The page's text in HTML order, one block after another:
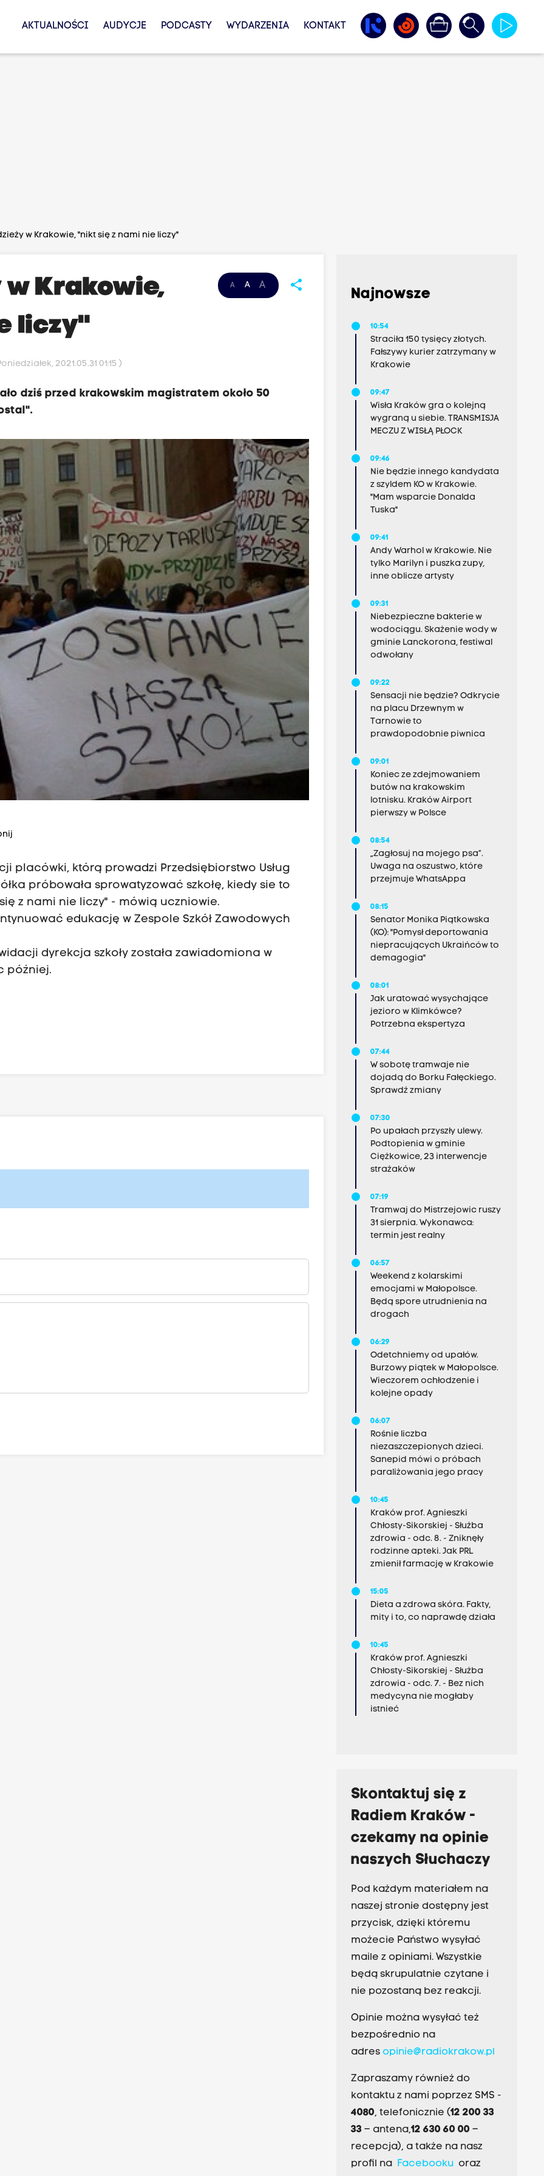
AKTUALNOŚCI AUDYCJE PODCASTY WYDARZENIA KONTAKT
w Krakowie, "nikt się z nami nie liczy"
A A A share
w Krakowie,
liczy"
2021.05.31 01:15 )
dziś przed krakowskim magistratem około 50
placówki, którą prowadzi Przedsiębiorstwo Usług
próbowała sprowatyzować szkołę, kiedy sie to
z nami nie liczy" - mówią uczniowie.
edukację w Zespole Szkół Zawodowych
dyrekcja szkoły została zawiadomiona w
później.
Najnowsze
10:54
Straciła 150 tysięcy złotych.
Fałszywy kurier zatrzymany w
Krakowie
09:47
Wisła Kraków gra o kolejną
wygraną u siebie. TRANSMISJA
MECZU Z WISŁĄ PŁOCK
09:46
Nie będzie innego kandydata
z szyldem KO w Krakowie.
"Mam wsparcie Donalda
Tuska"
09:41
Andy Warhol w Krakowie. Nie
tylko Marilyn i puszka zupy,
inne oblicze artysty
09:31
Niebezpieczne bakterie w
wodociągu. Skażenie wody w
gminie Lanckorona, festiwal
odwołany
09:22
Sensacji nie będzie? Odkrycie
na placu Drzewnym w
Tarnowie to
prawdopodobnie piwnica
09:01
Koniec ze zdejmowaniem
butów na krakowskim
lotnisku. Kraków Airport
pierwszy w Polsce
08:54
„Zagłosuj na mojego psa”.
Uwaga na oszustwo, które
przejmuje WhatsAppa
08:15
Senator Monika Piątkowska
(KO): "Pomysł deportowania
niepracujących Ukraińców to
demagogia"
08:01
Jak uratować wysychające
jezioro w Klimkówce?
Potrzebna ekspertyza
07:44
W sobotę tramwaje nie
dojadą do Borku Fałęckiego.
Sprawdź zmiany
07:30
Po upałach przyszły ulewy.
Podtopienia w gminie
Ciężkowice, 23 interwencje
strażaków
07:19
Tramwaj do Mistrzejowic ruszy
31 sierpnia. Wykonawca:
termin jest realny
06:57
Weekend z kolarskimi
emocjami w Małopolsce.
Będą spore utrudnienia na
drogach
06:29
Odetchniemy od upałów.
Burzowy piątek w Małopolsce.
Wieczorem ochłodzenie i
kolejne opady
06:07
Rośnie liczba
niezaszczepionych dzieci.
Sanepid mówi o próbach
paraliżowania jego pracy
10:45
Kraków prof. Agnieszki
Chłosty-Sikorskiej - Służba
zdrowia - odc. 8. - Zniknęły
rodzinne apteki. Jak PRL
zmienił farmację w Krakowie
15:05
Dieta a zdrowa skóra. Fakty,
mity i to, co naprawdę działa
10:45
Kraków prof. Agnieszki
Chłosty-Sikorskiej - Służba
zdrowia - odc. 7. - Bez nich
medycyna nie mogłaby
istnieć
Skontaktuj się z
Radiem Kraków -
czekamy na opinie
naszych Słuchaczy
Pod każdym materiałem na
naszej stronie dostępny jest
przycisk, dzięki któremu
możecie Państwo wysyłać
maile z opiniami. Wszystkie
będą skrupulatnie czytane i
nie pozostaną bez reakcji.
Opinie można wysyłać też
bezpośrednio na
adres opinie@radiokrakow.pl
Zapraszamy również do
kontaktu z nami poprzez SMS -
4080, telefonicznie (12 200 33
33– antena,12 630 60 00 –
recepcja), a także na nasz
profil na Facebookuoraz